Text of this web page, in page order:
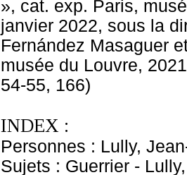
», cat. exp. Paris,
janvier 2022, sous la
Fernández Masaguer
musée du Louvre,
54-55, 166)
INDEX :
Personnes : Lully,
Sujets : Guerrier -